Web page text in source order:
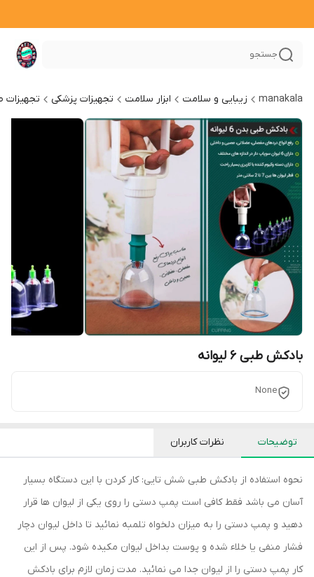
جستجو
manakala زیبایی و سلامت ابزار سلامت تجهیزات پزشکی
بادکش طبی 6 لیوانه
None
توضیحات نظرات کاربران
نحوه استفاده از بادکش طبی شش تایی: کار کردن با این دستگاه بسیار
آسان می باشد فقط کافی است پمپ دستی را روی یکی از لیوان ها قرار
دهید و پمپ دستی را به میزان دلخواه تلمبه نمائید تا داخل لیوان دچار
فشار منفی یا خلاء شده و پوست بداخل لیوان مکیده شود. پس از این
کار پمپ دستی را از لیوان جدا می نمائید. مدت زمان لازم برای بادکش